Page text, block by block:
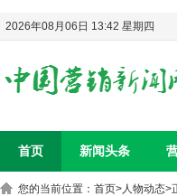
2026年08月06日 13:42 星期四
首页 新闻头条
您的当前位置： 首页>人物动态>